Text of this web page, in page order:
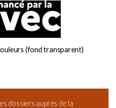
(fond transparent)
dossiers auprès de la